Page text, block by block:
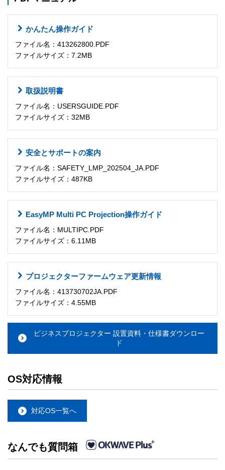
かんたん操作ガイド
ファイル名：413262800.PDF
ファイルサイズ：7.2MB
取扱説明書
ファイル名：USERSGUIDE.PDF
ファイルサイズ：32MB
安全とサポートの案内
ファイル名：SAFETY_LMP_202504_JA.PDF
ファイルサイズ：487KB
EasyMP Multi PC Projection操作ガイド
ファイル名：MULTIPC.PDF
ファイルサイズ：6.11MB
プロジェクターファームウェア更新情報
ファイル名：413730702JA.PDF
ファイルサイズ：4.55MB
ビジネスプロジェクター 設置資料・仕様書ダウンロー
ド
OS対応情報
対応OS一覧へ
なんでも質問箱